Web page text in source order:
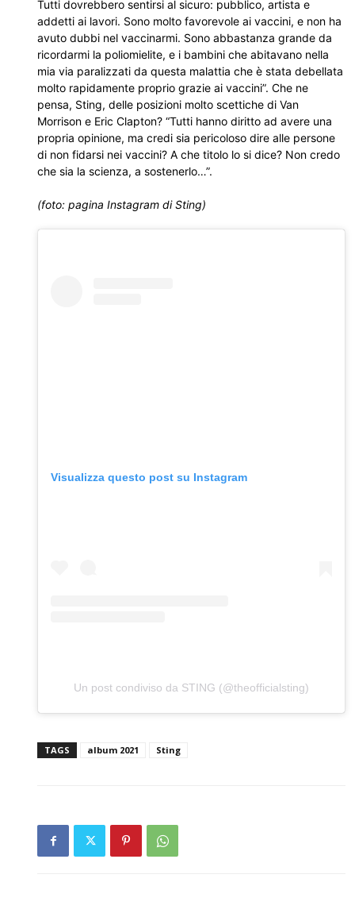
Tutti dovrebbero sentirsi al sicuro: pubblico, artista e
addetti ai lavori. Sono molto favorevole ai vaccini, e non ha
avuto dubbi nel vaccinarmi. Sono abbastanza grande da
ricordarmi la poliomielite, e i bambini che abitavano nella
mia via paralizzati da questa malattia che è stata debellata
molto rapidamente proprio grazie ai vaccini”. Che ne
pensa, Sting, delle posizioni molto scettiche di Van
Morrison e Eric Clapton? “Tutti hanno diritto ad avere una
propria opinione, ma credi sia pericoloso dire alle persone
di non fidarsi nei vaccini? A che titolo lo si dice? Non credo
che sia la scienza, a sostenerlo…”.
(foto: pagina Instagram di Sting)
Visualizza questo post su Instagram
Un post condiviso da STING (@theofficialsting)
TAGS album 2021 Sting